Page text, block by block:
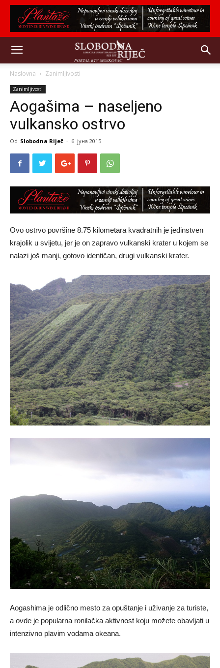
Naslovna Zanimljivosti
Zanimljivosti
Aogašima – naseljeno
vulkansko ostrvo
Od Slobodna Riječ - 6. јуна 2015.
Ovo ostrvo površine 8.75 kilometara kvadratnih je jedinstven
krajolik u svijetu, jer je on zapravo vulkanski krater u kojem se
nalazi još manji, gotovo identičan, drugi vulkanski krater.
Aogashima je odlično mesto za opuštanje i uživanje za turiste,
a ovde je popularna ronilačka aktivnost koju možete obavljati u
intenzivno plavim vodama okeana.